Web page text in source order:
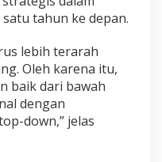
tahun ke depan.
lebih terarah
Oleh karena itu,
baik dari bawah
dengan
down,” jelas